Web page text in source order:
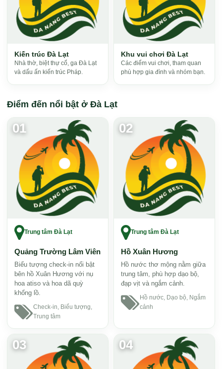
Kiến trúc Đà Lạt
Nhà thờ, biệt thự cổ, ga Đà Lạt
và dấu ấn kiến trúc Pháp.
Khu vui chơi Đà Lạt
Các điểm vui chơi, tham quan
phù hợp gia đình và nhóm bạn.
Điểm đến nổi bật ở Đà Lạt
01
Trung tâm Đà Lạt
Quảng Trường Lâm Viên
Biểu tượng check-in nổi bật
bên hồ Xuân Hương với nụ
hoa atiso và hoa dã quỳ
khổng lồ.
Check-in, Biểu tượng,
Trung tâm
02
Trung tâm Đà Lạt
Hồ Xuân Hương
Hồ nước thơ mộng nằm giữa
trung tâm, phù hợp dạo bộ,
đạp vịt và ngắm cảnh.
Hồ nước, Dạo bộ, Ngắm
cảnh
03 04